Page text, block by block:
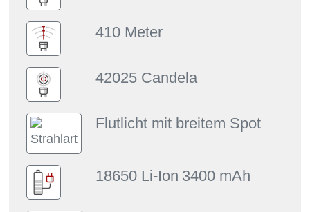
410 Meter
42025 Candela
Flutlicht mit breitem Spot
18650 Li-Ion 3400 mAh